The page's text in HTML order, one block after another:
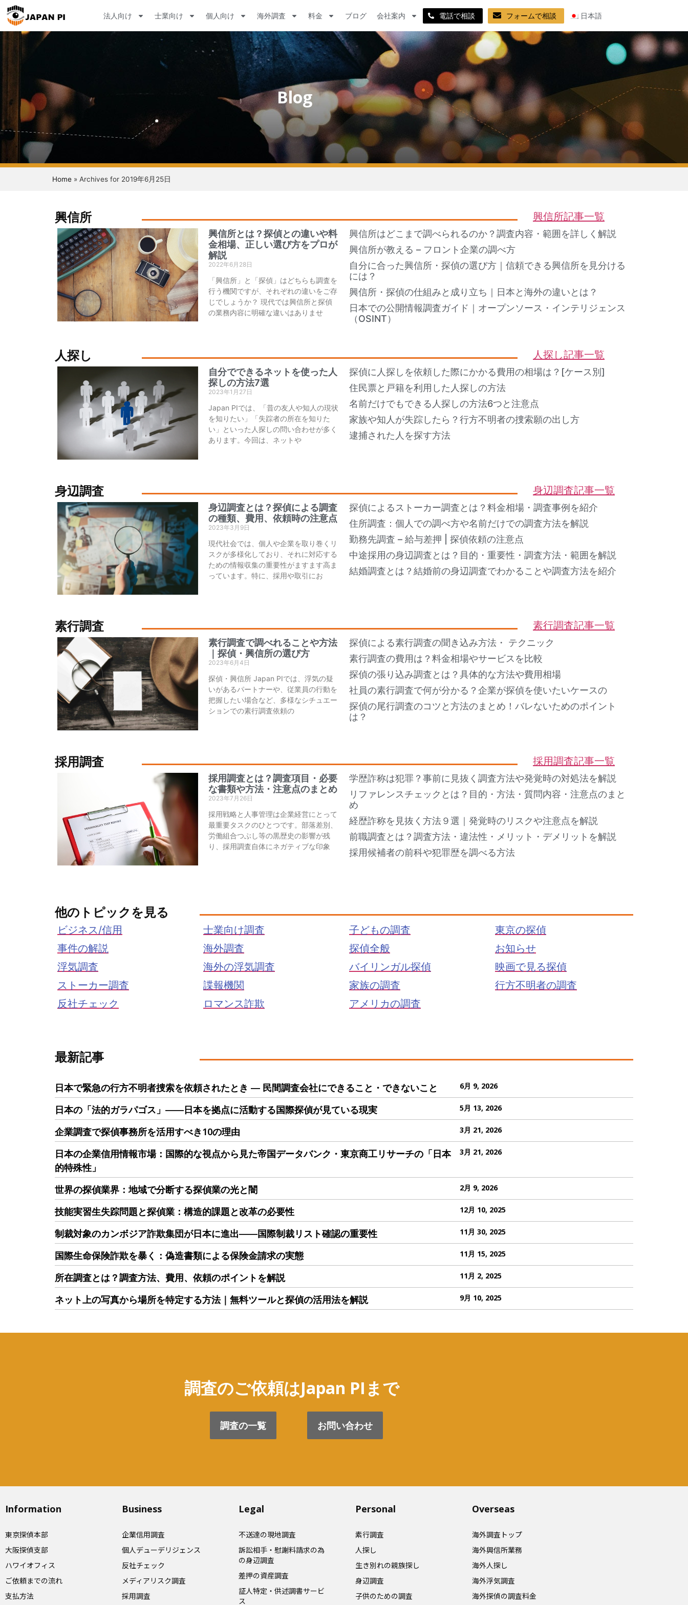
法人向け 士業向け 個人向け 海外調査 料金 ブログ 会社案内 電話で相談 フォームで相談 日本語
Blog
Home » Archives for 2019年6月25日
興信所 興信所記事一覧
興信所とは？探偵との違いや料
金相場、正しい選び方をプロが
解説
2022年6月28日
「興信所」と「探偵」はどちらも調査を
行う機関ですが、それぞれの違いをご存
じでしょうか？ 現代では興信所と探偵
の業務内容に明確な違いはありませ
興信所はどこまで調べられるのか？調査内容・範囲を詳しく解説
興信所が教える – フロント企業の調べ方
自分に合った興信所・探偵の選び方｜信頼できる興信所を見分ける
には？
興信所・探偵の仕組みと成り立ち｜日本と海外の違いとは？
日本での公開情報調査ガイド｜オープンソース・インテリジェンス
（OSINT）
人探し 人探し記事一覧
自分でできるネットを使った人
探しの方法7選
2023年1月27日
Japan PIでは、「昔の友人や知人の現状
を知りたい」「失踪者の所在を知りた
い」といった人探しの問い合わせが多く
あります。今回は、ネットや
探偵に人探しを依頼した際にかかる費用の相場は？[ケース別]
住民票と戸籍を利用した人探しの方法
名前だけでもできる人探しの方法6つと注意点
家族や知人が失踪したら？行方不明者の捜索願の出し方
逮捕された人を探す方法
身辺調査 身辺調査記事一覧
身辺調査とは？探偵による調査
の種類、費用、依頼時の注意点
2023年3月9日
現代社会では、個人や企業を取り巻くリ
スクが多様化しており、それに対応する
ための情報収集の重要性がますます高ま
っています。特に、採用や取引にお
探偵によるストーカー調査とは？料金相場・調査事例を紹介
住所調査：個人での調べ方や名前だけでの調査方法を解説
勤務先調査 – 給与差押 | 探偵依頼の注意点
中途採用の身辺調査とは？目的・重要性・調査方法・範囲を解説
結婚調査とは？結婚前の身辺調査でわかることや調査方法を紹介
素行調査 素行調査記事一覧
素行調査で調べれることや方法
｜探偵・興信所の選び方
2023年6月4日
探偵・興信所 Japan PIでは、浮気の疑
いがあるパートナーや、従業員の行動を
把握したい場合など、多様なシチュエー
ションでの素行調査依頼の
探偵による素行調査の聞き込み方法・ テクニック
素行調査の費用は？料金相場やサービスを比較
探偵の張り込み調査とは？具体的な方法や費用相場
社員の素行調査で何が分かる？企業が探偵を使いたいケースの
探偵の尾行調査のコツと方法のまとめ！バレないためのポイント
は？
採用調査 採用調査記事一覧
採用調査とは？調査項目・必要
な書類や方法・注意点のまとめ
2023年7月26日
採用戦略と人事管理は企業経営にとって
最重要タスクのひとつです。部落差別、
労働組合つぶし等の黒歴史の影響が残
り、採用調査自体にネガティブな印象
学歴詐称は犯罪？事前に見抜く調査方法や発覚時の対処法を解説
リファレンスチェックとは？目的・方法・質問内容・注意点のまと
め
経歴詐称を見抜く方法９選｜発覚時のリスクや注意点を解説
前職調査とは？調査方法・違法性・メリット・デメリットを解説
採用候補者の前科や犯罪歴を調べる方法
他のトピックを見る
ビジネス/信用
事件の解説
浮気調査
ストーカー調査
反社チェック
士業向け調査
海外調査
海外の浮気調査
諜報機関
ロマンス詐欺
子どもの調査
探偵全般
バイリンガル探偵
家族の調査
アメリカの調査
東京の探偵
お知らせ
映画で見る探偵
行方不明者の調査
最新記事
日本で緊急の行方不明者捜索を依頼されたとき ― 民間調査会社にできること・できないこと 6月 9, 2026
日本の「法的ガラパゴス」――日本を拠点に活動する国際探偵が見ている現実 5月 13, 2026
企業調査で探偵事務所を活用すべき10の理由 3月 21, 2026
日本の企業信用情報市場：国際的な視点から見た帝国データバンク・東京商工リサーチの「日本
的特殊性」
3月 21, 2026
世界の探偵業界：地域で分断する探偵業の光と闇 2月 9, 2026
技能実習生失踪問題と探偵業：構造的課題と改革の必要性 12月 10, 2025
制裁対象のカンボジア詐欺集団が日本に進出――国際制裁リスト確認の重要性 11月 30, 2025
国際生命保険詐欺を暴く：偽造書類による保険金請求の実態 11月 15, 2025
所在調査とは？調査方法、費用、依頼のポイントを解説 11月 2, 2025
ネット上の写真から場所を特定する方法｜無料ツールと探偵の活用法を解説 9月 10, 2025
調査のご依頼はJapan PIまで
調査の一覧 お問い合わせ
Information
東京探偵本部
大阪探偵支部
ハワイオフィス
ご依頼までの流れ
支払方法
Business
企業信用調査
個人デューデリジェンス
反社チェック
メディアリスク調査
採用調査
Legal
不送達の現地調査
訴訟相手・慰謝料請求の為
の身辺調査
差押の資産調査
証人特定・供述調書サービ
ス
Personal
素行調査
人探し
生き別れの親族探し
身辺調査
子供のための調査
Overseas​
海外調査トップ
海外興信所業務
海外人探し
海外浮気調査
海外探偵の調査料金